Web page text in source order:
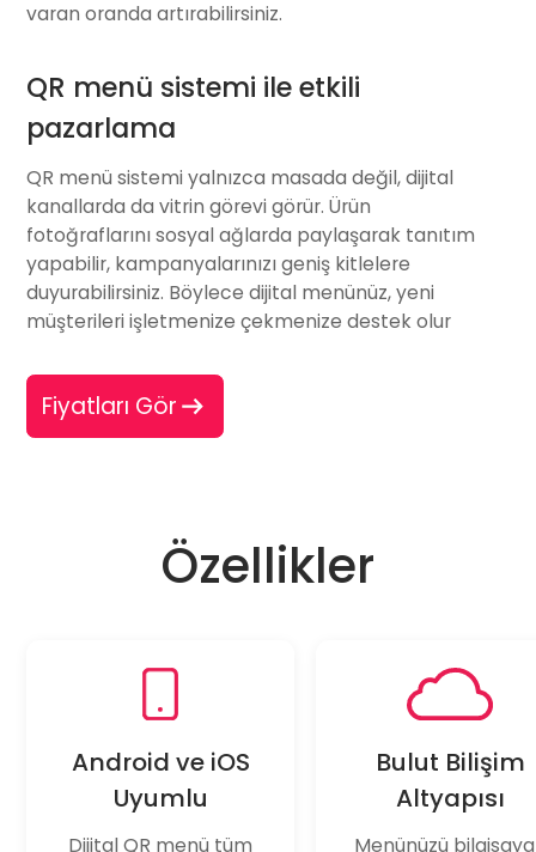
varan oranda artırabilirsiniz.
QR menü sistemi ile etkili
pazarlama
QR menü sistemi yalnızca masada değil, dijital
kanallarda da vitrin görevi görür. Ürün
fotoğraflarını sosyal ağlarda paylaşarak tanıtım
yapabilir, kampanyalarınızı geniş kitlelere
duyurabilirsiniz. Böylecedijital menünüz, yeni
müşterileri işletmenize çekmenize destek olur
Fiyatları Gör
Özellikler
Android ve iOS
Uyumlu
Dijital QR menü tüm
Bulut Bilişim
Altyapısı
Menünüzü